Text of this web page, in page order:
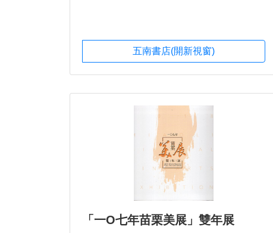
五南書店(開新視窗)
「一O七年苗栗美展」雙年展